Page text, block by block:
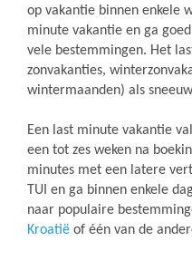
op vakantie binnen enkele
minute vakantie en ga
vele bestemmingen. Het
zonvakanties,
wintermaanden) als
Een last minute vakantie
een tot zes weken na
minutes met een latere
TUI en ga binnen enkele
naar populaire
Kroatië of één van de